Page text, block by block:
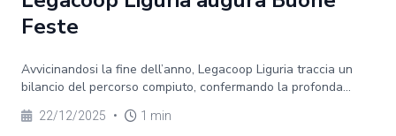
Feste
Avvicinandosi la fine dell’anno, Legacoop Liguria traccia un
bilancio del percorso compiuto, confermando la profonda...
22/12/2025 • 1 min